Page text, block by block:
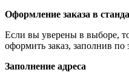
Оформление заказа в
Если вы уверены в выборе,
оформить заказ, заполнив
Заполнение адреса